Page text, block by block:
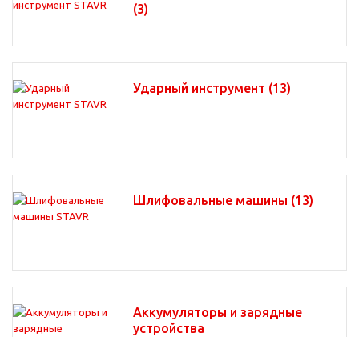
(3)
Ударный инструмент (13)
Шлифовальные машины (13)
Аккумуляторы и зарядные
устройства